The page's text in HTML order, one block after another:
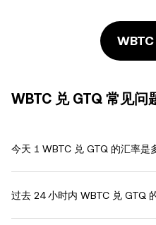
WBTC 兑 GTQ 常见问
今天 1 WBTC 兑 GTQ 的汇率是
过去 24 小时内 WBTC 兑 GTQ